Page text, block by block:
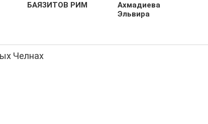
БАЯЗИТОВ РИМ
Ахмадиева
Эльвира
Челнах